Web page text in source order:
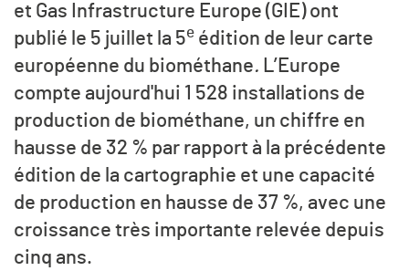
et Gas Infrastructure Europe (GIE) ont
publié le 5 juillet la 5e édition de leur carte
européenne du biométhane. L’Europe
compte aujourd'hui 1 528 installations de
production de biométhane, un chiffre en
hausse de 32 % par rapport à la précédente
édition de la cartographie et une capacité
de production en hausse de 37 %, avec une
croissance très importante relevée depuis
cinq ans.